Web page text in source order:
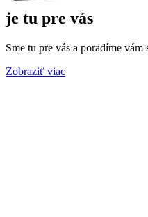
je tu pre vás
Sme tu pre vás a poradíme
Zobraziť viac